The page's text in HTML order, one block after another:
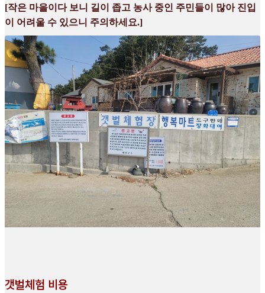
[작은 마을이다 보니 길이 좁고 농사 중인 주민들이 많아 진입
이 어려울 수 있으니 주의하세요.]
갯벌체험 비용